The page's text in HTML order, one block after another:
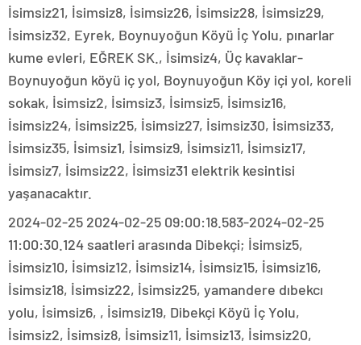
İsimsiz21, İsimsiz8, İsimsiz26, İsimsiz28, İsimsiz29,
İsimsiz32, Eyrek, Boynuyoğun Köyü İç Yolu, pınarlar
kume evleri, EĞREK SK., İsimsiz4, Üç kavaklar-
Boynuyoğun köyü iç yol, Boynuyoğun Köy içi yol, koreli
sokak, İsimsiz2, İsimsiz3, İsimsiz5, İsimsiz16,
İsimsiz24, İsimsiz25, İsimsiz27, İsimsiz30, İsimsiz33,
İsimsiz35, İsimsiz1, İsimsiz9, İsimsiz11, İsimsiz17,
İsimsiz7, İsimsiz22, İsimsiz31 elektrik kesintisi
yaşanacaktır.
2024-02-25 2024-02-25 09:00:18.583-2024-02-25
11:00:30.124 saatleri arasında Dibekçi; İsimsiz5,
İsimsiz10, İsimsiz12, İsimsiz14, İsimsiz15, İsimsiz16,
İsimsiz18, İsimsiz22, İsimsiz25, yamandere dıbekcı
yolu, İsimsiz6, , İsimsiz19, Dibekçi Köyü İç Yolu,
İsimsiz2, İsimsiz8, İsimsiz11, İsimsiz13, İsimsiz20,